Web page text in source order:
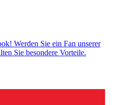
Werden Sie ein Fan unserer
Sie besondere Vorteile.